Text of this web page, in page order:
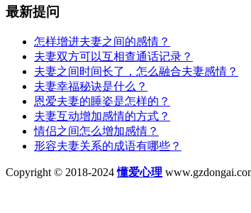
最新提问
怎样增进夫妻之间的感情？
夫妻双方可以互相查通话记录？
夫妻之间时间长了，怎么融合夫妻感情？
夫妻幸福秘诀是什么？
恩爱夫妻的睡姿是怎样的？
夫妻互动增加感情的方式？
情侣之间怎么增加感情？
形容夫妻关系的成语有哪些？
Copyright © 2018-2024懂爱心理